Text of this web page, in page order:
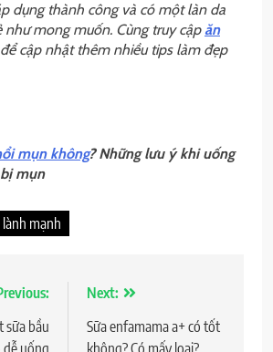
dụng thành công và có một làn da
như mong muốn. Cùng truy cậpăn
cập nhật thêm nhiều tips làm đẹp
mụn không? Những lưu ý khi uống
mụn
mạnh
sữa bầu
Next:
Sữa enfamama a+ có tốt